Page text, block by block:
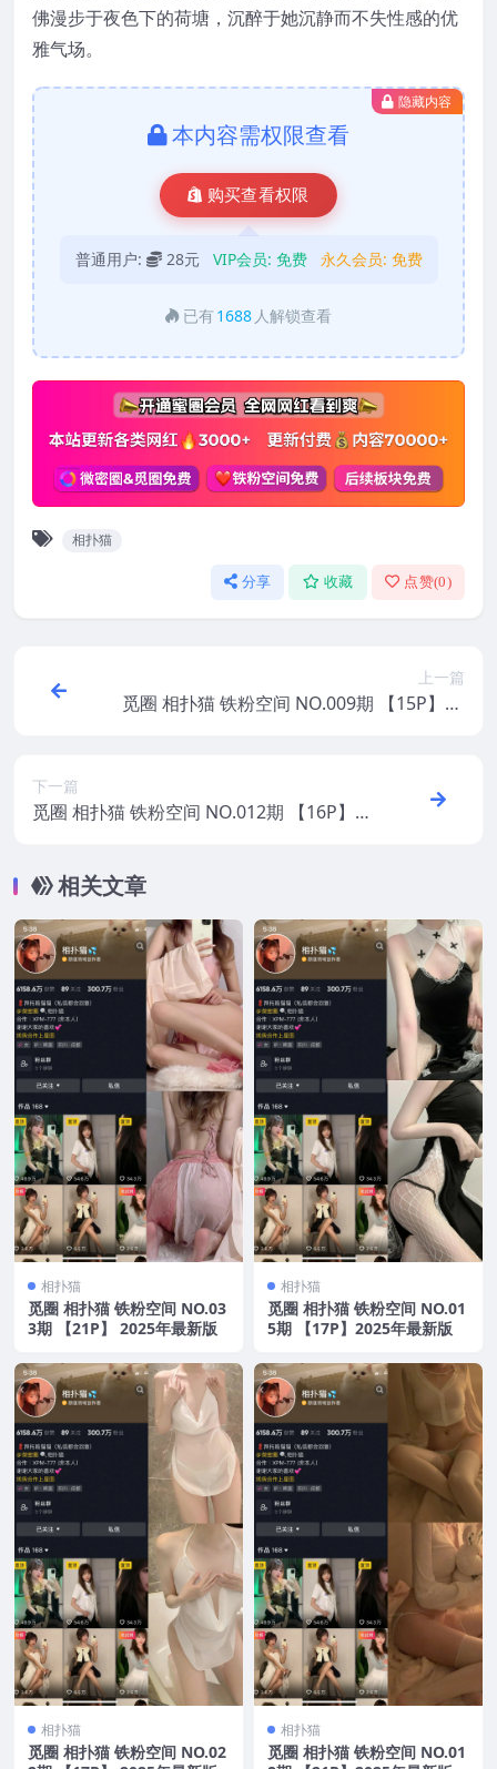
佛漫步于夜色下的荷塘，沉醉于她沉静而不失性感的优
雅气场。
隐藏内容
本内容需权限查看
购买查看权限
普通用户: 28元 VIP会员: 免费 永久会员: 免费
已有 1688 人解锁查看
相扑猫
分享 收藏 点赞(0)
上一篇
觅圈 相扑猫 铁粉空间 NO.009期 【15P】20
下一篇
觅圈 相扑猫 铁粉空间 NO.012期 【16P】20
相关文章
相扑猫
觅圈 相扑猫 铁粉空间 NO.03
3期 【21P】 2025年最新版
相扑猫
觅圈 相扑猫 铁粉空间 NO.01
5期 【17P】2025年最新版
相扑猫
觅圈 相扑猫 铁粉空间 NO.02
相扑猫
觅圈 相扑猫 铁粉空间 NO.01